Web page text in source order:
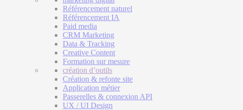
Référencement naturel
Référencement IA
Paid media
CRM Marketing
Data & Tracking
Creative Content
Formation sur mesure
création d’outils
Création & refonte site
Application métier
Passerelles & connexion API
UX / UI Design